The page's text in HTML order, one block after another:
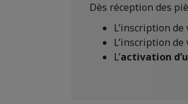
Dès réception des
L’inscription
L’inscription de
L’activation